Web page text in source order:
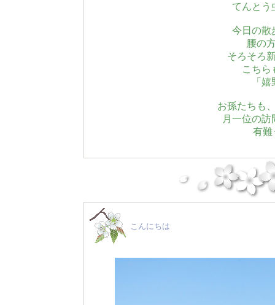
てんと
今日の散
腰の
そろそろ
こちら
「
お孫たちも
月一位の
有難
こんにちは